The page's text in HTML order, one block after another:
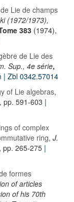
Lie de champs
(1972/1973),
383 (1974),
de Lie des
Sup., 4e série,
| Zbl 0342.57014
of Lie algebras,
pp. 591-603 |
of complex
ring, J.
pp. 265-275 |
formes
of articles
of his 70th